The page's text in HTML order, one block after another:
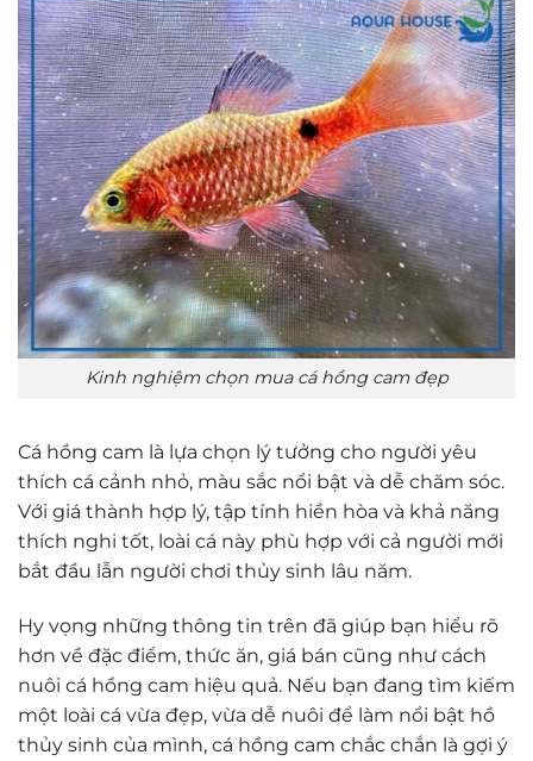
Kinh nghiệm chọn mua cá hồng cam đẹp
Cá hồng cam là lựa chọn lý tưởng cho người yêu
thích cá cảnh nhỏ, màu sắc nổi bật và dễ chăm sóc.
Với giá thành hợp lý, tập tính hiền hòa và khả năng
thích nghi tốt, loài cá này phù hợp với cả người mới
bắt đầu lẫn người chơi thủy sinh lâu năm.
Hy vọng những thông tin trên đã giúp bạn hiểu rõ
hơn về đặc điểm, thức ăn, giá bán cũng như cách
nuôi cá hồng cam hiệu quả. Nếu bạn đang tìm kiếm
một loài cá vừa đẹp, vừa dễ nuôi để làm nổi bật hồ
thủy sinh của mình, cá hồng cam chắc chắn là gợi ý